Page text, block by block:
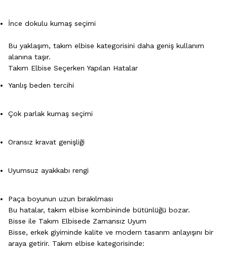
İnce dokulu kumaş seçimi
Bu yaklaşım, takım elbise kategorisini daha geniş kullanım
alanına taşır.
Takım Elbise Seçerken Yapılan Hatalar
Yanlış beden tercihi
Çok parlak kumaş seçimi
Oransız kravat genişliği
Uyumsuz ayakkabı rengi
Paça boyunun uzun bırakılması
Bu hatalar, takım elbise kombininde bütünlüğü bozar.
Bisse ile Takım Elbisede Zamansız Uyum
Bisse, erkek giyiminde kalite ve modern tasarım anlayışını bir
araya getirir. Takım elbise kategorisinde: